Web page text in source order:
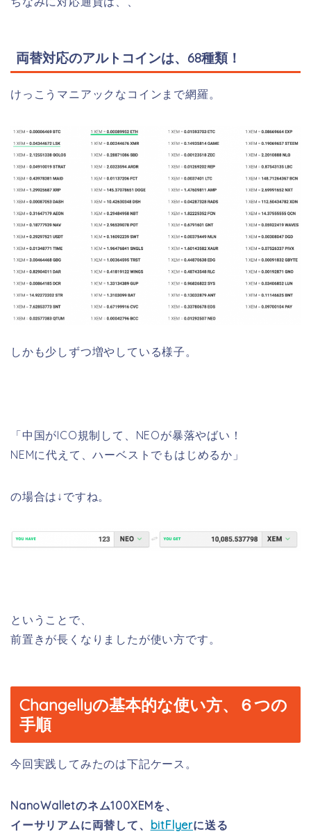
両替対応のアルトコインは、68種類！
けっこうマニアックなコインまで網羅。
しかも少しずつ増やしている様子。
「中国がICO規制して、NEOが暴落やばい！
NEMに代えて、ハーベストでもはじめるか」
の場合は↓ですね。
ということで、
前置きが長くなりましたが使い方です。
Changellyの基本的な使い方、６つの
手順
今回実践してみたのは下記ケース。
NanoWalletのネム100XEMを、
イーサリアムに両替して、 bitFlyerに送る